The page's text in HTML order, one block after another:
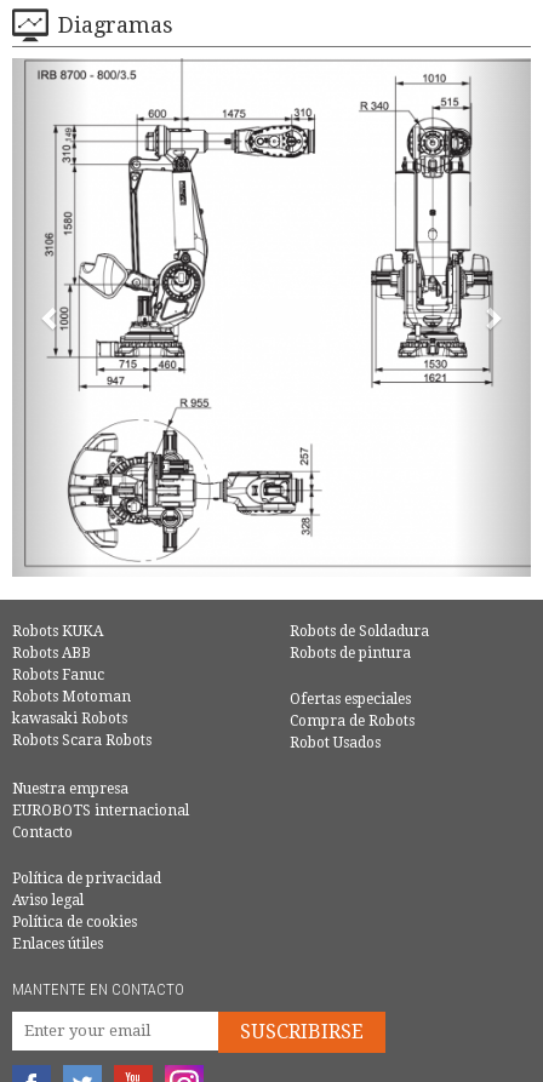
Diagramas
Robots KUKA
Robots ABB
Robots Fanuc
Robots Motoman
kawasaki Robots
Robots Scara Robots
Robots de Soldadura
Robots de pintura
Ofertas especiales
Compra de Robots
Robot Usados
Nuestra empresa
EUROBOTS internacional
Contacto
Política de privacidad
Aviso legal
Política de cookies
Enlaces útiles
MANTENTE EN CONTACTO
SUSCRIBIRSE